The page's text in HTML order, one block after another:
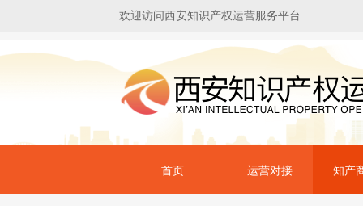
欢迎访问西安知识产权运营服务平台
首页 运营对接 知产